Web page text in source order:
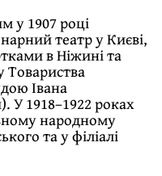
у 1907 році
театр у Києві,
в Ніжині та
Товариства
Івана
У 1918–1922 роках
народному
та у філіалі